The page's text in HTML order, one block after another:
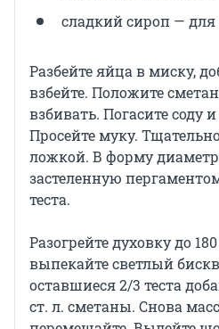
сладкий сироп —
Разбейте яйца в миску,
взбейте. Положите
взбивать. Погасите соду и
Просейте муку.
ложкой. В форму
застеленную
теста.
Разогрейте духовку до
выпекайте светлый
оставшиеся 2/3 теста
ст. л. сметаны. Снова